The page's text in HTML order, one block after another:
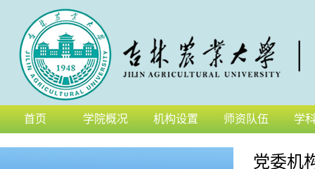
首页 学院概况 机构设置 师资队伍 学
党委机